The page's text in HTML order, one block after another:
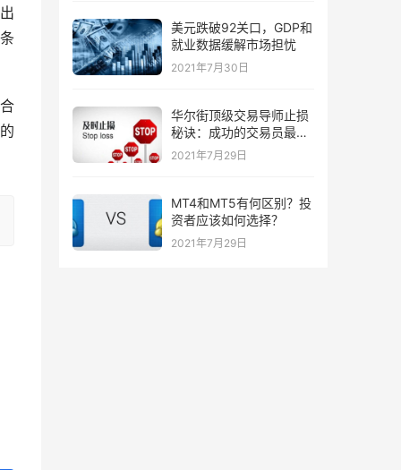
美元跌破92关口，GDP和
就业数据缓解市场担忧
2021年7月30日
华尔街顶级交易导师止损
秘诀：成功的交易员最喜
欢的三种止损策略！
2021年7月29日
MT4和MT5有何区别？投
资者应该如何选择？
2021年7月29日